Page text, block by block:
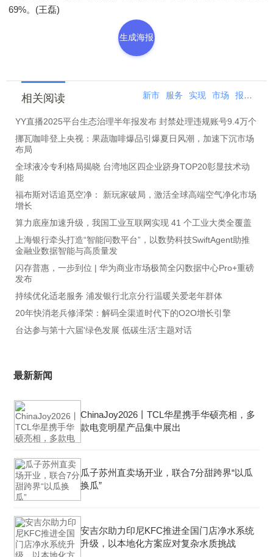
69%。(王磊)
生成海报
相关阅读 新市 服务 实现 市场 报告
YY直播2025平台生态治理半年报发布 封禁处理违规账号9.4万个
挪瓦咖啡登上央视：果蔬咖啡爆品引爆夏日风潮，加速下沉市场
布局
全球液冷专利格局揭晓 台湾地区四企业跻身TOP20彰显技术动
能
福布斯对话追觅空净： 新玩家破局，激活全球高端空气净化市场
增长
算力底座加速升级，我国工业互联网实现 41 个工业大类全覆盖
上海银行牵头打造“智能问数平台”，以数势科技SwiftAgent助推
金融业数据智能与高质量发
闪存普惠，一步到位 | 华为商业市场极简全闪数据中心Pro+重磅
发布
持续优化适老服务 浦发银行北京分行温暖关爱老年群体
20年快消老兵修泽荣：解码全渠道时代下的O2O增长引擎
台达参与第十六届'绿色发展 低碳生活'主题对话
最新新闻
ChinaJoy2026丨TCL华星携手华硕亮相，多
款电竞明星产品集中展出
瓜子苏州直卖场开业，联合7分甜跨界“以瓜
换瓜”
安吉尔助力印尼KFC推进全国门店净水系统
升级，以本地化方案应对复杂水质挑战